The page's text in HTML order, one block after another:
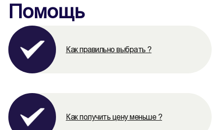
Помощь
Как правильно выбрать ?
Как получить цену меньше ?